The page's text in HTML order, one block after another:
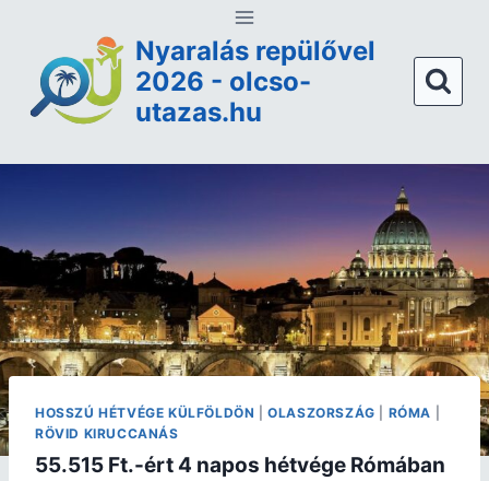
Nyaralás repülővel
2026 - olcso-
utazas.hu
HOSSZÚ HÉTVÉGE KÜLFÖLDÖN |OLASZORSZÁG RÓMA
RÖVID KIRUCCANÁS
55.515 Ft.-ért 4 napos hétvége Rómában